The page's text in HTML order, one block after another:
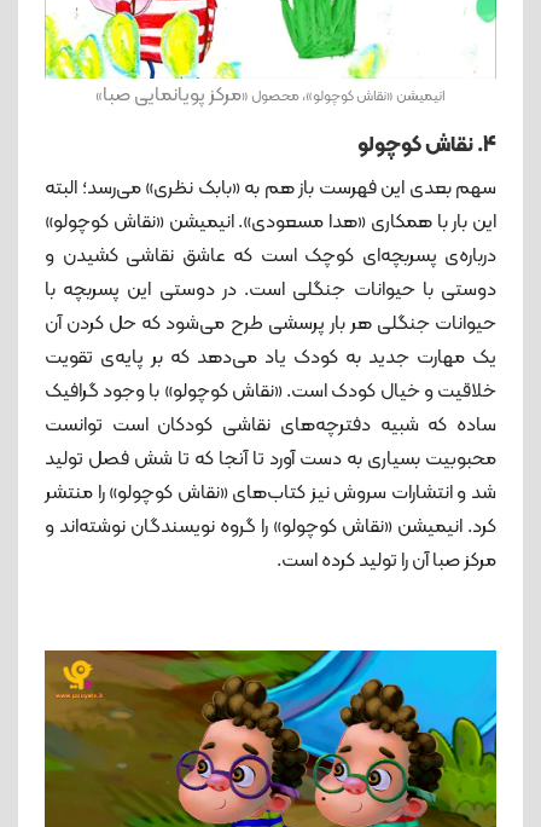
انیمیشن «نقاش کوچولو»، محصول «مرکز پویانمایی صبا»
4. نقاش کوچولو
سهم بعدی این فهرست باز هم به «بابک نظری» می‌رسد؛ البته
این بار با همکاری «هدا مسعودی». انیمیشن «نقاش کوچولو»
درباره‌ی پسربچه‌ای کوچک است که عاشق نقاشی کشیدن و
دوستی با حیوانات جنگلی است. در دوستی این پسربچه با
حیوانات جنگلی هر بار پرسشی طرح می‌شود که حل کردن آن
یک مهارت جدید به کودک یاد می‌دهد که بر پایه‌ی تقویت
خلاقیت و خیال کودک است. «نقاش کوچولو» با وجود گرافیک
ساده که شبیه دفترچه‌های نقاشی کودکان است توانست
محبوبیت بسیاری به دست آورد تا آنجا که تا شش فصل تولید
شد و انتشارات سروش نیز کتاب‌های «نقاش کوچولو» را منتشر
کرد. انیمیشن «نقاش کوچولو» را گروه نویسندگان نوشته‌اند و
مرکز صبا آن را تولید کرده‌ است.